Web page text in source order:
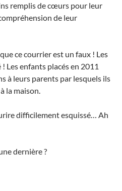
remplis de cœurs pour leur
de leur
ce courrier est un faux ! Les
Les enfants placés en 2011
à leurs parents par lesquels ils
la maison.
difficilement esquissé… Ah
dernière ?